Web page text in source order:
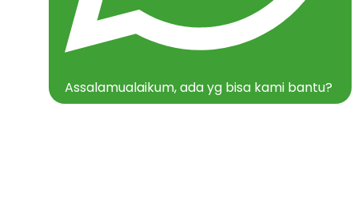
Assalamualaikum, ada yg bisa kami bantu?